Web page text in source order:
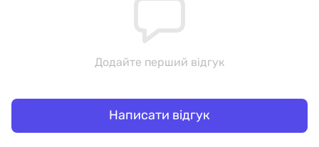
Додайте перший відгук
Написати відгук